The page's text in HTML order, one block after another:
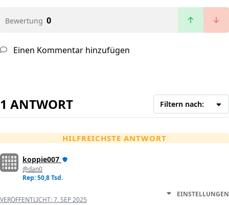
Bewertung 0
Einen Kommentar hinzufügen
1 ANTWORT Filtern nach:
HILFREICHSTE ANTWORT
koppie007
@dan0
Rep: 50,8 Tsd.
VERÖFFENTLICHT:7. SEP 2025
EINSTELLUNGEN